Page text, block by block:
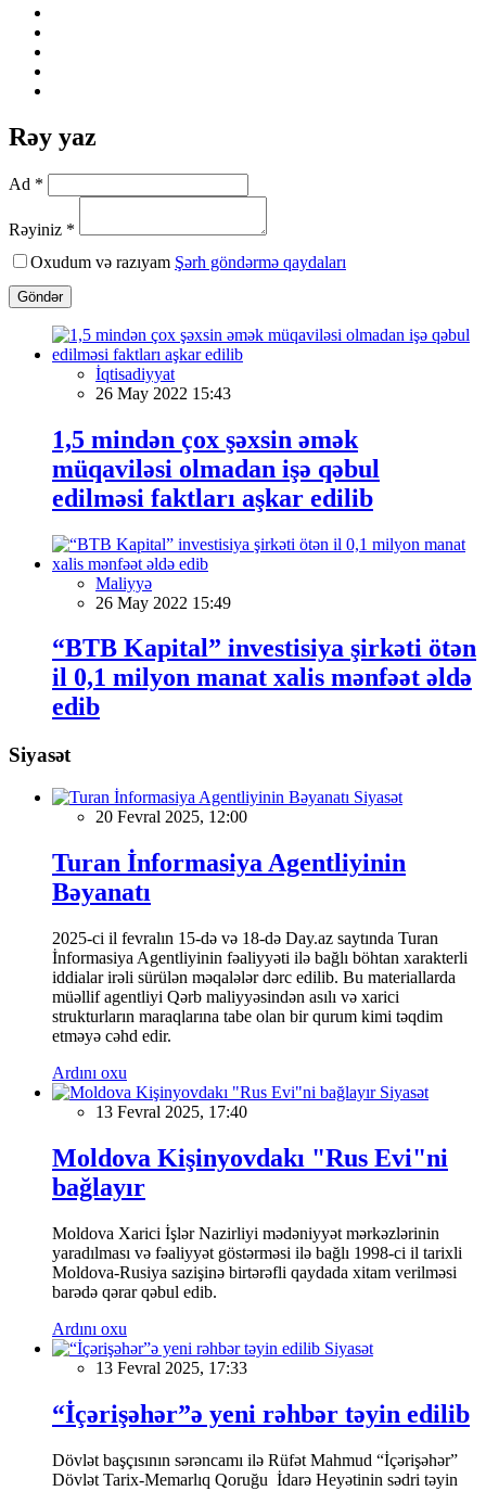
Rəy yaz
Ad *
Rəyiniz *
Oxudum və razıyam Şərh göndərmə qaydaları
Göndər
İqtisadiyyat
26 May 2022 15:43
1,5 mindən çox şəxsin əmək
müqaviləsi olmadan işə qəbul
edilməsi faktları aşkar edilib
Maliyyə
26 May 2022 15:49
“BTB Kapital” investisiya şirkəti ötən
il 0,1 milyon manat xalis mənfəət əldə
edib
Siyasət
Siyasət
20 Fevral 2025, 12:00
Turan İnformasiya Agentliyinin
Bəyanatı
2025-ci il fevralın 15-də və 18-də Day.az saytında Turan
İnformasiya Agentliyinin fəaliyyəti ilə bağlı böhtan xarakterli
iddialar irəli sürülən məqalələr dərc edilib. Bu materiallarda
müəllif agentliyi Qərb maliyyəsindən asılı və xarici
strukturların maraqlarına tabe olan bir qurum kimi təqdim
etməyə cəhd edir.
Ardını oxu
Siyasət
13 Fevral 2025, 17:40
Moldova Kişinyovdakı "Rus Evi"ni
bağlayır
Moldova Xarici İşlər Nazirliyi mədəniyyət mərkəzlərinin
yaradılması və fəaliyyət göstərməsi ilə bağlı 1998-ci il tarixli
Moldova-Rusiya sazişinə birtərəfli qaydada xitam verilməsi
barədə qərar qəbul edib.
Ardını oxu
Siyasət
13 Fevral 2025, 17:33
“İçərişəhər”ə yeni rəhbər təyin edilib
Dövlət başçısının sərəncamı ilə Rüfət Mahmud “İçərişəhər”
Dövlət Tarix-Memarlıq Qoruğu İdarə Heyətinin sədri təyin